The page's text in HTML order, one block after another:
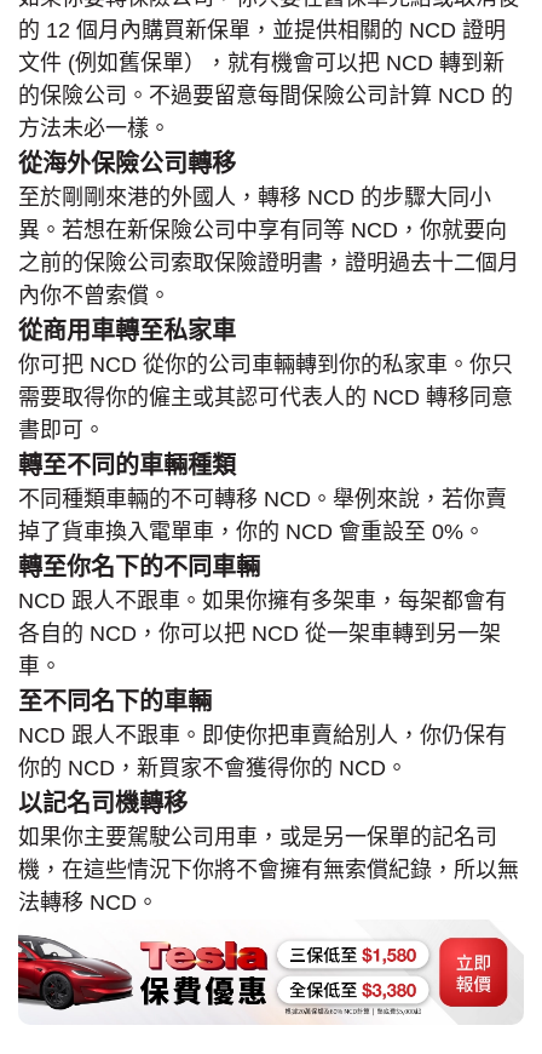
的 12 個月內購買新保單，並提供相關的 NCD 證明
文件 (例如舊保單），就有機會可以把 NCD 轉到新
的保險公司。不過要留意每間保險公司計算 NCD 的
方法未必一樣。
從海外保險公司轉移
至於剛剛來港的外國人，轉移 NCD 的步驟大同小
異。若想在新保險公司中享有同等 NCD，你就要向
之前的保險公司索取保險證明書，證明過去十二個月
內你不曾索償。
從商用車轉至私家車
你可把 NCD 從你的公司車輛轉到你的私家車。你只
需要取得你的僱主或其認可代表人的 NCD 轉移同意
書即可。
轉至不同的車輛種類
不同種類車輛的不可轉移 NCD。舉例來說，若你賣
掉了貨車換入電單車，你的 NCD 會重設至 0%。
轉至你名下的不同車輛
NCD 跟人不跟車。如果你擁有多架車，每架都會有
各自的 NCD，你可以把 NCD 從一架車轉到另一架
車。
至不同名下的車輛
NCD 跟人不跟車。即使你把車賣給別人，你仍保有
你的 NCD，新買家不會獲得你的 NCD。
以記名司機轉移
如果你主要駕駛公司用車，或是另一保單的記名司
機，在這些情況下你將不會擁有無索償紀錄，所以無
法轉移 NCD。